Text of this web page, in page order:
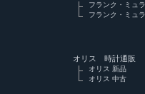
フランク・ミュ
フランク・ミュ
オリス 時計通販
オリス 新品
オリス 中古